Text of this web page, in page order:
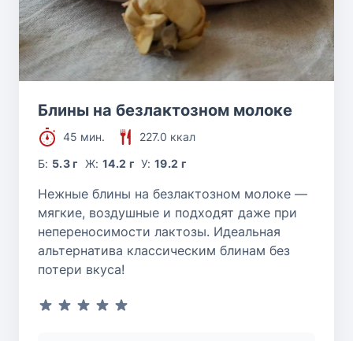
Блины на безлактозном молоке
45 мин.
227.0 ккал
Б: 5.3 г Ж: 14.2 г У:19.2 г
Нежные блины на безлактозном молоке —
мягкие, воздушные и подходят даже при
непереносимости лактозы. Идеальная
альтернатива классическим блинам без
потери вкуса!